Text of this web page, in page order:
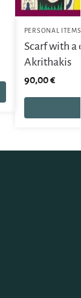
PERSONAL ITEMS
Scarf with a
Akrithakis
90,00€